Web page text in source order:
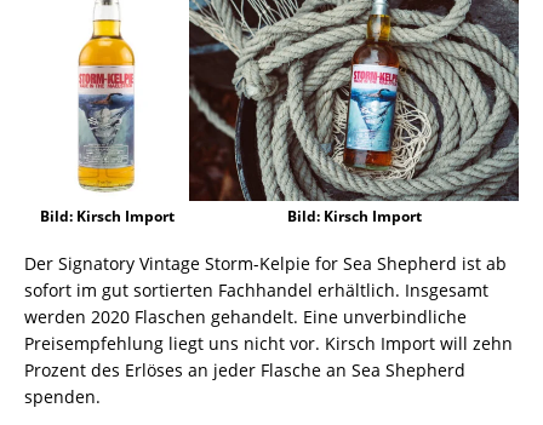
Bild: Kirsch Import Bild: Kirsch Import
Der Signatory Vintage Storm-Kelpie for Sea Shepherd ist ab
sofort im gut sortierten Fachhandel erhältlich. Insgesamt
werden 2020 Flaschen gehandelt. Eine unverbindliche
Preisempfehlung liegt uns nicht vor. Kirsch Import will zehn
Prozent des Erlöses an jeder Flasche an Sea Shepherd
spenden.